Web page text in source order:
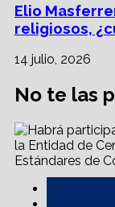
Elio
religiosos,
14 julio, 2026
No te las